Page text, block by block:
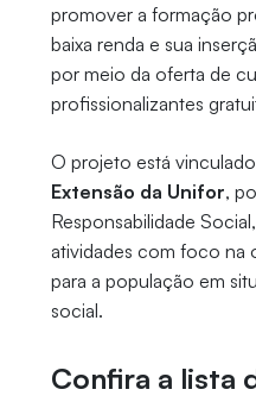
promover a formação
baixa renda e sua
por meio da oferta de
profissionalizantes
O projeto está
Extensão da Unifor,
Responsabilidade
atividades com foco na
para a população em
social.
Confira a lista